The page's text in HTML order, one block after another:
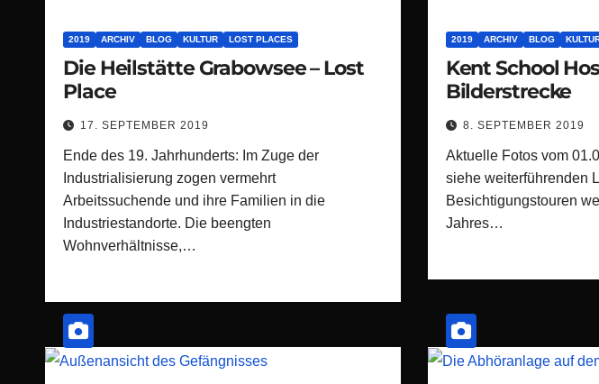
2019 ARCHIV BLOG KULTUR LOST PLACES
Die Heilstätte Grabowsee – Lost
Place
17. SEPTEMBER 2019
Ende des 19. Jahrhunderts: Im Zuge der
Industrialisierung zogen vermehrt
Arbeitssuchende und ihre Familien in die
Industriestandorte. Die beengten
Wohnverhältnisse,…
2019 ARCHIV BLOG
Kent School
Bilderstrecke
8. SEPTEMBER 2019
Aktuelle Fotos vom
siehe weiterführenden
Besichtigungstouren
Jahres…